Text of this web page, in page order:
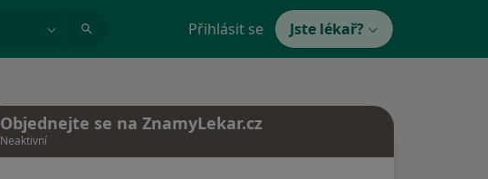
Přihlásit se Jste lékař?
Objednejte se na ZnamyLekar.cz
Neaktivní